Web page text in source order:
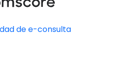
de e-consulta